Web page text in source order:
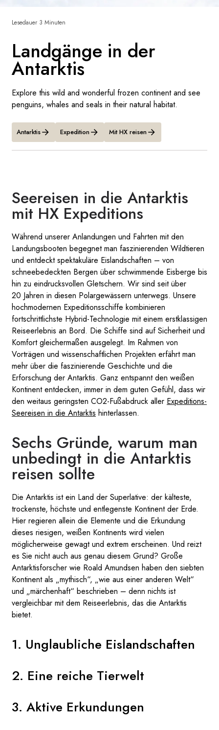
Dänemark
Landgänge in der
Antarktis
Explore this wild and wonderful frozen continent and see
penguins, whales and seals in their natural habitat.
Lesedauer 3 Minuten
Antarktis Expedition Mit HX reisen
Seereisen in die Antarktis
mit HX Expeditions
Während unserer Anlandungen und Fahrten mit den
Landungsbooten begegnet man faszinierenden Wildtieren
und entdeckt spektakuläre Eislandschaften – von
schneebedeckten Bergen über schwimmende Eisberge bis
hin zu eindrucksvollen Gletschern. Wir sind seit über
20 Jahren in diesen Polargewässern unterwegs. Unsere
hochmodernen Expeditionsschiffe kombinieren
fortschrittlichste Hybrid-Technologie mit einem erstklassigen
Reiseerlebnis an Bord. Die Schiffe sind auf Sicherheit und
Komfort gleichermaßen ausgelegt. Im Rahmen von
Vorträgen und wissenschaftlichen Projekten erfährt man
mehr über die faszinierende Geschichte und die
Erforschung der Antarktis. Ganz entspannt den weißen
Kontinent entdecken, immer in dem guten Gefühl, dass wir
den weitaus geringsten CO2-Fußabdruck aller Expeditions-
Seereisen in die Antarktis hinterlassen.
Sechs Gründe, warum man
unbedingt in die Antarktis
reisen sollte
Die Antarktis ist ein Land der Superlative: der kälteste,
trockenste, höchste und entlegenste Kontinent der Erde.
Hier regieren allein die Elemente und die Erkundung
dieses riesigen, weißen Kontinents wird vielen
möglicherweise gewagt und extrem erscheinen. Und reizt
es Sie nicht auch aus genau diesem Grund? Große
Antarktisforscher wie Roald Amundsen haben den siebten
Kontinent als „mythisch“, „wie aus einer anderen Welt“
und „märchenhaft“ beschrieben – denn nichts ist
vergleichbar mit dem Reiseerlebnis, das die Antarktis
bietet.
1. Unglaubliche Eislandschaften
2. Eine reiche Tierwelt
3. Aktive Erkundungen